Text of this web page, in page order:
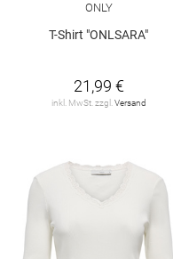
ONLY
T-Shirt "ONLSARA"
21,99 €
inkl. MwSt. zzgl.Versand